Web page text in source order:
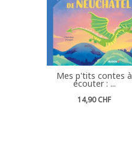
Mes p'tits contes à
écouter : ...
14,90 CHF